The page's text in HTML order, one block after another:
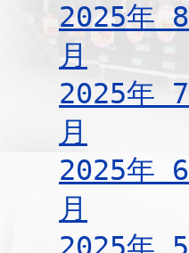
2025年 8
月
2025年 7
月
2025年 6
月